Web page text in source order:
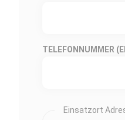
TELEFONNUMMER
Einsatzort